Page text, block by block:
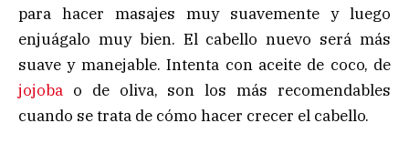
para hacer masajes muy suavemente y luego
enjuágalo muy bien. El cabello nuevo será más
suave y manejable. Intenta con aceite de coco, de
jojoba o de oliva, son los más recomendables
cuando se trata de cómo hacer crecer el cabello.